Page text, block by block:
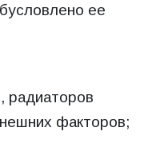
ее
радиаторов
факторов;